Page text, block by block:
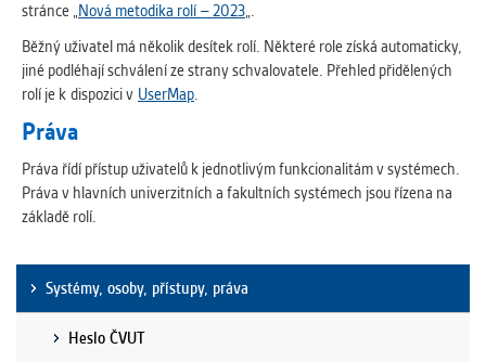
stránce „Nová metodika rolí – 2023„.
Běžný uživatel má několik desítek rolí. Některé role získá automaticky,
jiné podléhají schválení ze strany schvalovatele. Přehled přidělených
rolí je k dispozici v UserMap.
Práva
Práva řídí přístup uživatelů k jednotlivým funkcionalitám v systémech.
Práva v hlavních univerzitních a fakultních systémech jsou řízena na
základě rolí.
Systémy, osoby, přístupy, práva
Heslo ČVUT